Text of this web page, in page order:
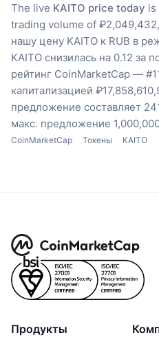
The live KAITO price today is
trading volume of
нашу цену KAITO к RUB в
KAITO снизилась на 0.12 за
рейтинг CoinMarketCap —
капитализацией
предложение составляет
макс. предложение
CoinMarketCap Токены KAITO
Продукты